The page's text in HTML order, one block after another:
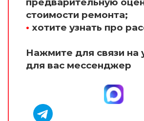
стоимости ремонта;
• хотите узнать про
Нажмите для связи на
для вас мессенджер